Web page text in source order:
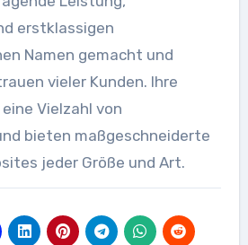
erstklassigen
Namen gemacht und
vieler Kunden. Ihre
Vielzahl von
bieten maßgeschneiderte
jeder Größe und Art.